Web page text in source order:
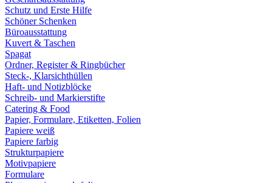
Schutz und Erste Hilfe
Schöner Schenken
Büroausstattung
Kuvert & Taschen
Spagat
Ordner, Register & Ringbücher
Steck-, Klarsichthüllen
Haft- und Notizblöcke
Schreib- und Markierstifte
Catering & Food
Papier, Formulare, Etiketten, Folien
Papiere weiß
Papiere farbig
Strukturpapiere
Motivpapiere
Formulare